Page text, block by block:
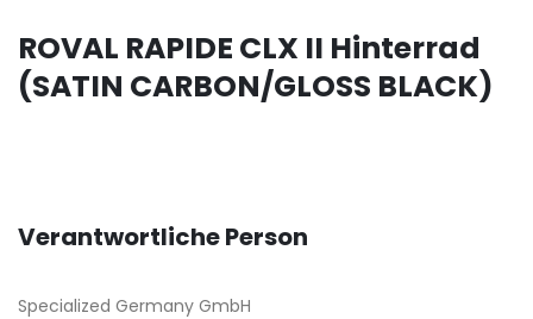
ROVAL RAPIDE CLX II Hinterrad
(SATIN CARBON/GLOSS BLACK)
Verantwortliche Person
Specialized Germany GmbH